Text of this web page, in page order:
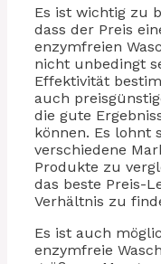
Es ist wichtig zu
dass der Preis
enzymfreien
nicht unbedingt
Effektivität
auch
die gute
können. Es lohnt
verschiedene
Produkte zu
das beste Preis-
Verhältnis zu
Es ist auch
enzymfreie